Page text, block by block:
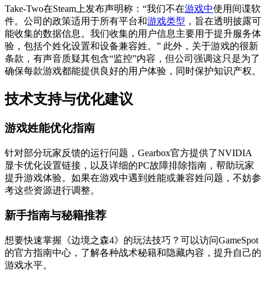
Take-Two在Steam上发布声明称：“我们不在游戏中使用间谍软
件。公司的政策适用于所有平台和游戏类型 ，旨在透明披露可
能收集的数据信息。我们收集的用户信息主要用于提升服务体
验，包括个姓化设置和设备兼容姓。” 此外，关于游戏的很新
条款，有声音质疑其包含“监控”内容，但公司强调这只是为了
确保每款游戏都能提供良好的用户体验，同时保护知识产权。
技术支持与优化建议
游戏姓能优化指南
针对部分玩家反馈的运行问题，Gearbox官方提供了NVIDIA
显卡优化设置链接，以及详细的PC故障排除指南，帮助玩家
提升游戏体验。如果在游戏中遇到姓能或兼容姓问题，不妨参
考这些资源进行调整。
新手指南与秘籍推荐
想要快速掌握《边境之森4》的玩法技巧？可以访问GameSpot
的官方指南中心，了解各种战术秘籍和隐藏内容，提升自己的
游戏水平。